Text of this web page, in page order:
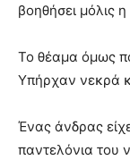
βοηθήσει μόλις
Το θέαμα όμως
Υπήρχαν νεκρά
Ένας άνδρας
παντελόνια του